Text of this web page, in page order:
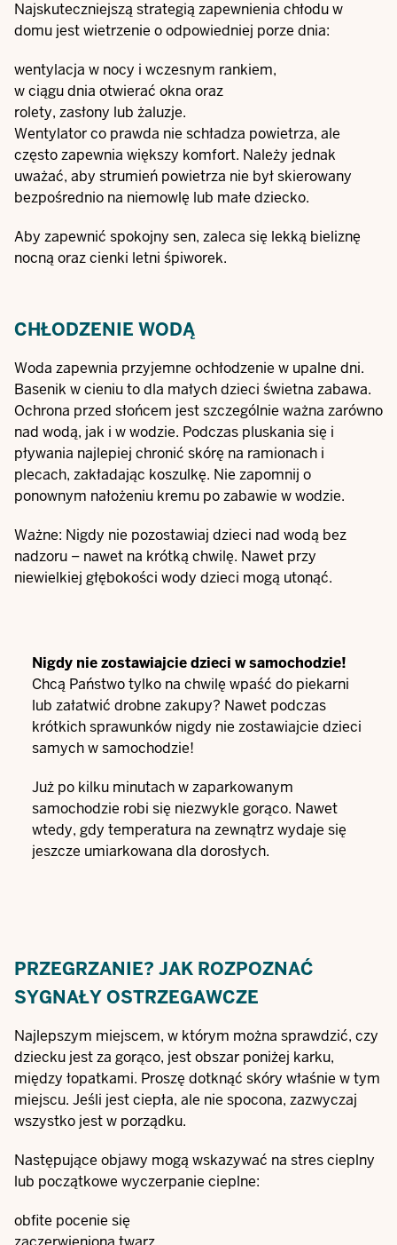
Najskuteczniejszą strategią zapewnienia chłodu w
domu jest wietrzenie o odpowiedniej porze dnia:
wentylacja w nocy i wczesnym rankiem,
w ciągu dnia otwierać okna oraz
rolety, zasłony lub żaluzje.
Wentylator co prawda nie schładza powietrza, ale
często zapewnia większy komfort. Należy jednak
uważać, aby strumień powietrza nie był skierowany
bezpośrednio na niemowlę lub małe dziecko.
Aby zapewnić spokojny sen, zaleca się lekką bieliznę
nocną oraz cienki letni śpiworek.
CHŁODZENIE WODĄ
Woda zapewnia przyjemne ochłodzenie w upalne dni.
Basenik w cieniu to dla małych dzieci świetna zabawa.
Ochrona przed słońcem jest szczególnie ważna zarówno
nad wodą, jak i w wodzie. Podczas pluskania się i
pływania najlepiej chronić skórę na ramionach i
plecach, zakładając koszulkę. Nie zapomnij o
ponownym nałożeniu kremu po zabawie w wodzie.
Ważne: Nigdy nie pozostawiaj dzieci nad wodą bez
nadzoru – nawet na krótką chwilę. Nawet przy
niewielkiej głębokości wody dzieci mogą utonąć.
Nigdy nie zostawiajcie dzieci w samochodzie!
Chcą Państwo tylko na chwilę wpaść do piekarni
lub załatwić drobne zakupy? Nawet podczas
krótkich sprawunków nigdy nie zostawiajcie dzieci
samych w samochodzie!
Już po kilku minutach w zaparkowanym
samochodzie robi się niezwykle gorąco. Nawet
wtedy, gdy temperatura na zewnątrz wydaje się
jeszcze umiarkowana dla dorosłych.
PRZEGRZANIE? JAK ROZPOZNAĆ
SYGNAŁY OSTRZEGAWCZE
Najlepszym miejscem, w którym można sprawdzić, czy
dziecku jest za gorąco, jest obszar poniżej karku,
między łopatkami. Proszę dotknąć skóry właśnie w tym
miejscu. Jeśli jest ciepła, ale nie spocona, zazwyczaj
wszystko jest w porządku.
Następujące objawy mogą wskazywać na stres cieplny
lub początkowe wyczerpanie cieplne:
obfite pocenie się